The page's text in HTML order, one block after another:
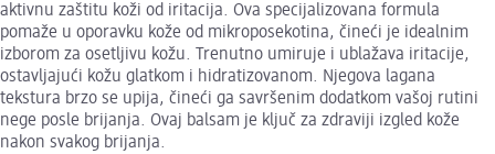
aktivnu zaštitu koži od iritacija. Ova specijalizovana formula
pomaže u oporavku kože od mikroposekotina, čineći je idealnim
izborom za osetljivu kožu. Trenutno umiruje i ublažava iritacije,
ostavljajući kožu glatkom i hidratizovanom. Njegova lagana
tekstura brzo se upija, čineći ga savršenim dodatkom vašoj rutini
nege posle brijanja. Ovaj balsam je ključ za zdraviji izgled kože
nakon svakog brijanja.